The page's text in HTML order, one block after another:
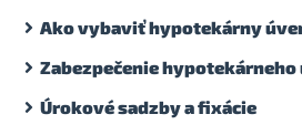
Ako vybaviť hypotekárny
Zabezpečenie hypotekárneho
Úrokové sadzby a fixácie